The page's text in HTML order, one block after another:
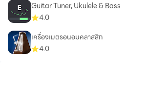
Guitar Tuner, Ukulele & Bass
4.0
เครื่องเมตรอนอมคลาสสิก
4.0